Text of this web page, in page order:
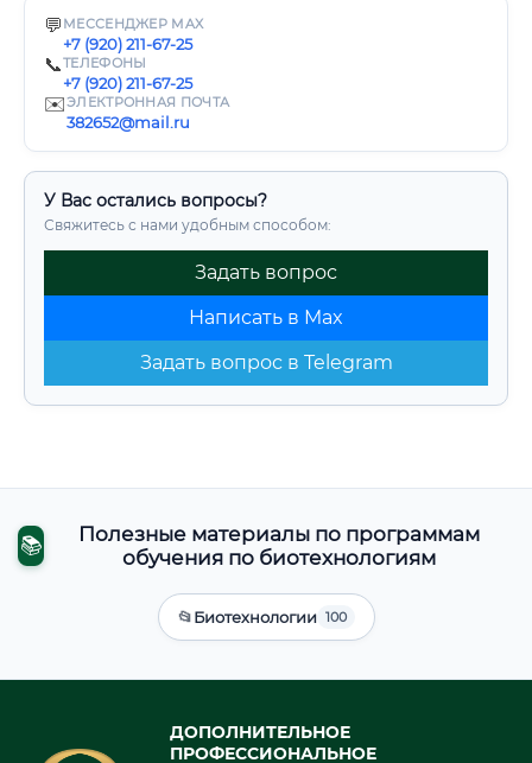
💬 МЕССЕНДЖЕР MAX
+7 (920) 211-67-25
📞ТЕЛЕФОНЫ
+7 (920) 211-67-25
✉️ЭЛЕКТРОННАЯ ПОЧТА
382652@mail.ru
У Вас остались вопросы?
Свяжитесь с нами удобным способом:
Задать вопрос
Написать в Max
Задать вопрос в Telegram
📚
Полезные материалы по программам
обучения по биотехнологиям
📂Биотехнологии 100
ДОПОЛНИТЕЛЬНОЕ
ПРОФЕССИОНАЛЬНОЕ